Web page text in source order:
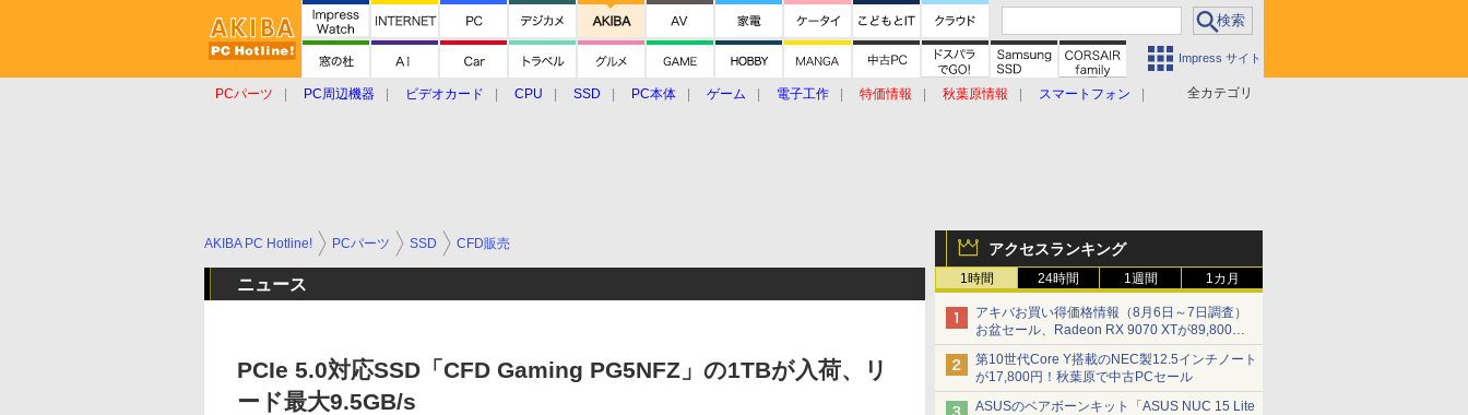
Impress サイト
全カテゴリ
PCパーツ PC周辺機器 ビデオカード CPU SSD PC本体 ゲーム 電子工作 特価情報 秋葉原情報
スマートフォン
アクセスランキング
1時間 24時間 1週間 1カ月
アキバお買い得価格情報（8月6日～7日調査）
お盆セール、Radeon RX 9070 XTが89,800
円、水平周波数24.8kHz対応の17型モニターが
9,801円、暑さ指数連動セール ほか
第10世代Core Y搭載のNEC製12.5インチノート
が17,800円！秋葉原で中古PCセール
ASUSのベアボーンキット「ASUS NUC 15 Lite
AKIBA PC Hotline! PCパーツ SSD CFD販売
ニュース
PCIe 5.0対応SSD「CFD Gaming PG5NFZ」の1TBが入荷、リ
ード最大9.5GB/s